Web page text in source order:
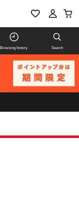
Browsing history Search